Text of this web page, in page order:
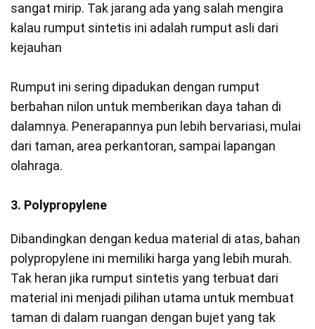
sangat mirip. Tak jarang ada yang salah mengira
kalau rumput sintetis ini adalah rumput asli dari
kejauhan
Rumput ini sering dipadukan dengan rumput
berbahan nilon untuk memberikan daya tahan di
dalamnya. Penerapannya pun lebih bervariasi, mulai
dari taman, area perkantoran, sampai lapangan
olahraga.
3. Polypropylene
Dibandingkan dengan kedua material di atas, bahan
polypropylene ini memiliki harga yang lebih murah.
Tak heran jika rumput sintetis yang terbuat dari
material ini menjadi pilihan utama untuk membuat
taman di dalam ruangan dengan bujet yang tak